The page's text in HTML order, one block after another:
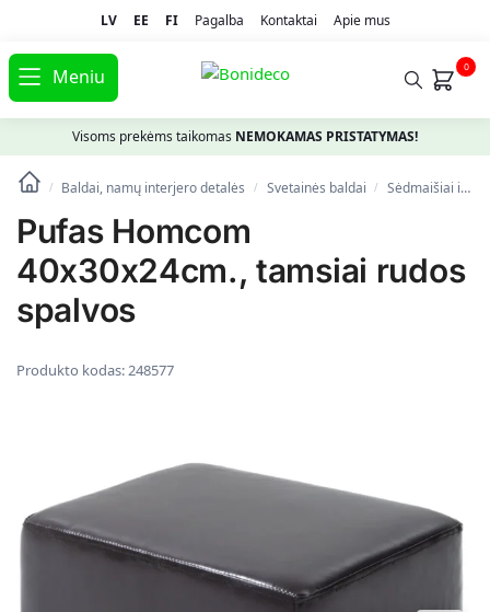
LV EE FI Pagalba Kontaktai Apie mus
Meniu 0
Visoms prekėms taikomas NEMOKAMAS PRISTATYMAS!
/ Baldai, namų interjero detalės / Svetainės baldai / Sėdmaišiai ir pufai
Pufas Homcom
40x30x24cm., tamsiai rudos
spalvos
Produkto kodas:248577